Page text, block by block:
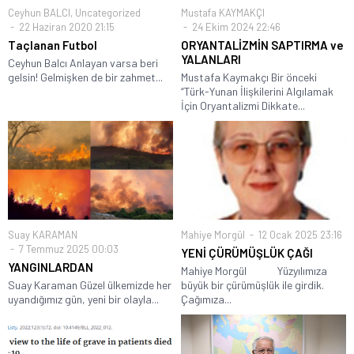
Ceyhun BALCI, Uncategorized
22 Haziran 2020 21:15
Taçlanan Futbol
Ceyhun Balcı Anlayan varsa beri
gelsin! Gelmişken de bir zahmet...
Mustafa KAYMAKÇI
24 Ekim 2024 22:46
ORYANTALİZMİN SAPTIRMA ve
YALANLARI
Mustafa Kaymakçı Bir önceki
“Türk-Yunan İlişkilerini Algılamak
İçin Oryantalizmi Dikkate...
Suay KARAMAN
7 Temmuz 2025 00:03
YANGINLARDAN
Suay Karaman Güzel ülkemizde her
uyandığımız gün, yeni bir olayla...
Mahiye Morgül 12 Ocak 2025 23:16
YENİ ÇÜRÜMÜŞLÜK ÇAĞI
Mahiye Morgül Yüzyılımıza
büyük bir çürümüşlük ile girdik.
Çağımıza...